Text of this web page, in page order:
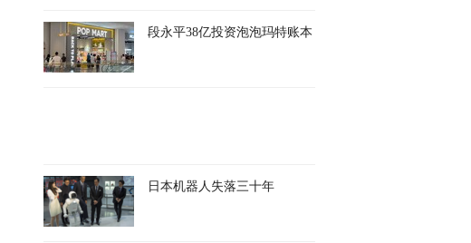
段永平38亿投资泡泡玛特账本
日本机器人失落三十年